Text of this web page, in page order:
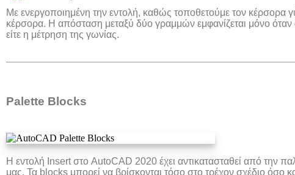
Με ενεργοποιημένη την εντολή, καθώς τοποθετούμε τον κέρσορα
κέρσορα. Η απόσταση μεταξύ δύο γραμμών εμφανίζεται μόνο όταν
είτε η μέτρηση της γωνίας.
Palette Blocks
Η εντολή Insert στο AutoCAD 2020 έχει αντικατασταθεί από την
μας. Τα blocks μπορεί να βρίσκονται τόσο στο τρέχον σχέδιο όσο